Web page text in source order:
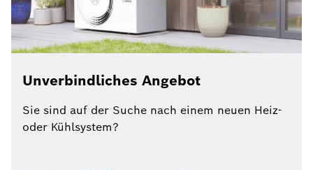
Unverbindliches Angebot
Sie sind auf der Suche nach einem neuen Heiz-
oder Kühlsystem?